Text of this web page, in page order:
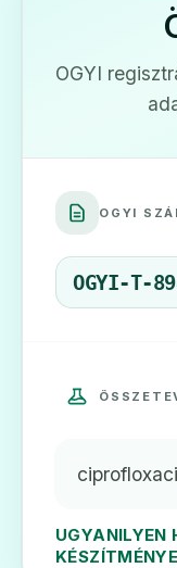
OGYI
OGYI
OGYI-T-
UGYANILYEN